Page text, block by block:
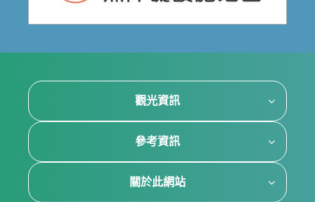
觀光資訊
參考資訊
關於此網站